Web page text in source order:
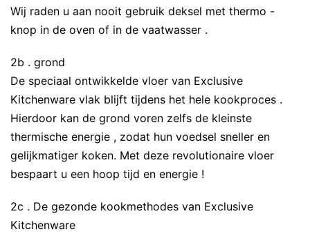
Wij raden u aan nooit gebruik deksel met thermo -
knop in de oven of in de vaatwasser .
2b . grond
De speciaal ontwikkelde vloer van Exclusive
Kitchenware vlak blijft tijdens het hele kookproces .
Hierdoor kan de grond voren zelfs de kleinste
thermische energie , zodat hun voedsel sneller en
gelijkmatiger koken. Met deze revolutionaire vloer
bespaart u een hoop tijd en energie !
2c . De gezonde kookmethodes van Exclusive
Kitchenware